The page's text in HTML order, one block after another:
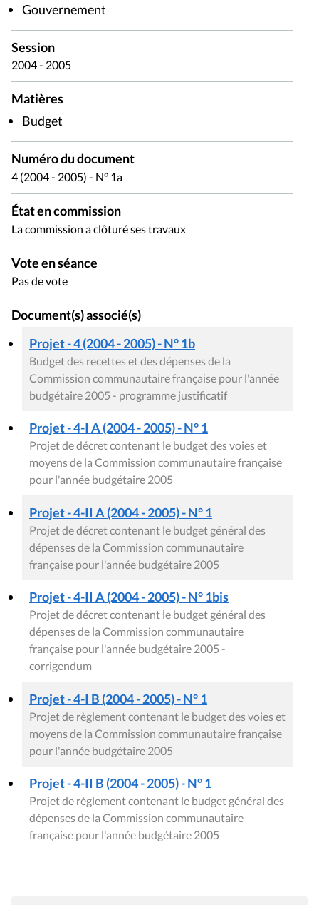
Gouvernement
Session
2004 - 2005
Matières
Budget
Numéro du document
4 (2004 - 2005) - N° 1a
État en commission
La commission a clôturé ses travaux
Vote en séance
Pas de vote
Document(s) associé(s)
Projet - 4 (2004 - 2005) - N° 1b
Budget des recettes et des dépenses de la
Commission communautaire française pour l'année
budgétaire 2005 - programme justificatif
Projet - 4-I A (2004 - 2005) - N° 1
Projet de décret contenant le budget des voies et
moyens de la Commission communautaire française
pour l'année budgétaire 2005
Projet - 4-II A (2004 - 2005) - N° 1
Projet de décret contenant le budget général des
dépenses de la Commission communautaire
française pour l'année budgétaire 2005
Projet - 4-II A (2004 - 2005) - N° 1bis
Projet de décret contenant le budget général des
dépenses de la Commission communautaire
française pour l'année budgétaire 2005 -
corrigendum
Projet - 4-I B (2004 - 2005) - N° 1
Projet de règlement contenant le budget des voies et
moyens de la Commission communautaire française
pour l'année budgétaire 2005
Projet - 4-II B (2004 - 2005) - N° 1
Projet de règlement contenant le budget général des
dépenses de la Commission communautaire
française pour l'année budgétaire 2005